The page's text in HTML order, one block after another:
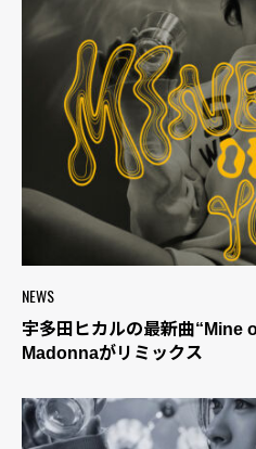
NEWS
宇多田ヒカルの最新曲“Mine
Madonnaがリミックス